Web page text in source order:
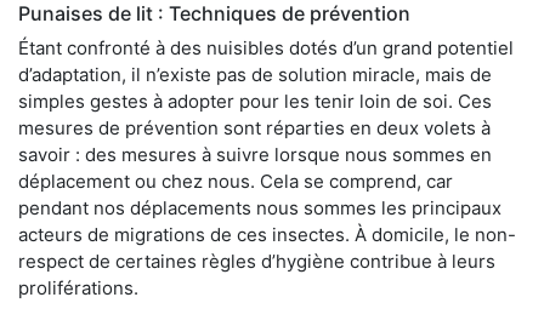
Punaises de lit : Techniques de prévention
Étant confronté à des nuisibles dotés d’un grand potentiel
d’adaptation, il n’existe pas de solution miracle, mais de
simples gestes à adopter pour les tenir loin de soi. Ces
mesures de prévention sont réparties en deux volets à
savoir : des mesures à suivre lorsque nous sommes en
déplacement ou chez nous. Cela se comprend, car
pendant nos déplacements nous sommes les principaux
acteurs de migrations de ces insectes. À domicile, le non-
respect de certaines règles d’hygiène contribue à leurs
proliférations.